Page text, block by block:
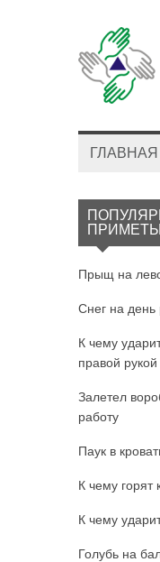
ГЛАВНАЯ
ПРИМЕТЫ
Прыщ на
Снег на день
К чему
правой рукой
Залетел
работу
Паук в
К чему горят
К чему
Голубь на